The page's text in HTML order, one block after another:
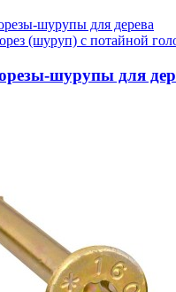
шурупы для дерева
(шуруп) с потайной
шурупы для